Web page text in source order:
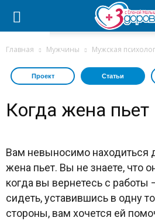
Главная Мужчины Мужская
Проект Статьи
Когда жена пьет
Вам невыносимо находиться
жена пьет. Вы не знаете, что
когда вы вернетесь с работы
сидеть, уставившись в одну
стороны, вам хочется ей